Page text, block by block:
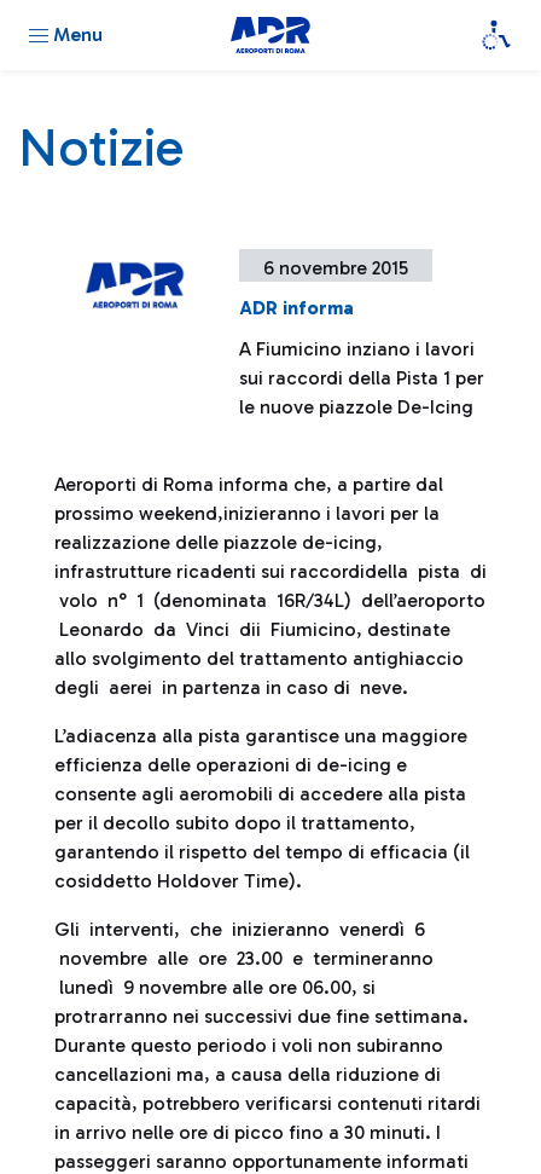
Menu
Notizie
6 novembre 2015
ADR informa
A Fiumicino inziano i lavori
sui raccordi della Pista 1 per
le nuove piazzole De-Icing
Aeroporti di Roma informa che, a partire dal
prossimo weekend,inizieranno i lavori per la
realizzazione delle piazzole de-icing,
infrastrutture ricadenti sui raccordidella pista di
volo n° 1 (denominata 16R/34L) dell’aeroporto
Leonardo da Vinci dii Fiumicino, destinate
allo svolgimento del trattamento antighiaccio
degli aerei in partenza in caso di neve.
L’adiacenza alla pista garantisce una maggiore
efficienza delle operazioni di de-icing e
consente agli aeromobili di accedere alla pista
per il decollo subito dopo il trattamento,
garantendo il rispetto del tempo di efficacia (il
cosiddetto Holdover Time).
Gli interventi, che inizieranno venerdì 6
novembre alle ore 23.00 e termineranno
lunedì 9 novembre alle ore 06.00, si
protrarranno nei successivi due fine settimana.
Durante questo periodo i voli non subiranno
cancellazioni ma, a causa della riduzione di
capacità, potrebbero verificarsi contenuti ritardi
in arrivo nelle ore di picco fino a 30 minuti. I
passeggeri saranno opportunamente informati